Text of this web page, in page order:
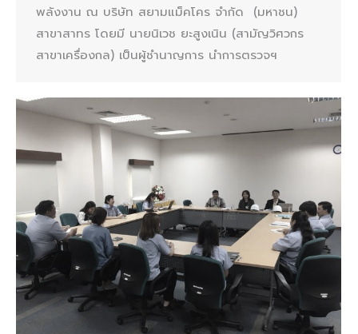
พลังงาน ณ บริษัท สยามแม็คโคร จำกัด (มหาชน)
สาขาสาทร โดยมี นายนิเวช ยะสูงเนิน (สามัญวิศวกร
สาขาเครื่องกล) เป็นผู้ชำนาญการ นำการตรวจฯ